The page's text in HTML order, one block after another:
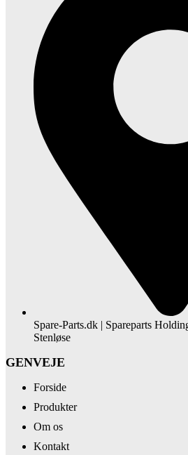
Spare-Parts.dk | Spareparts
Stenløse
GENVEJE
Forside
Produkter
Om os
Kontakt